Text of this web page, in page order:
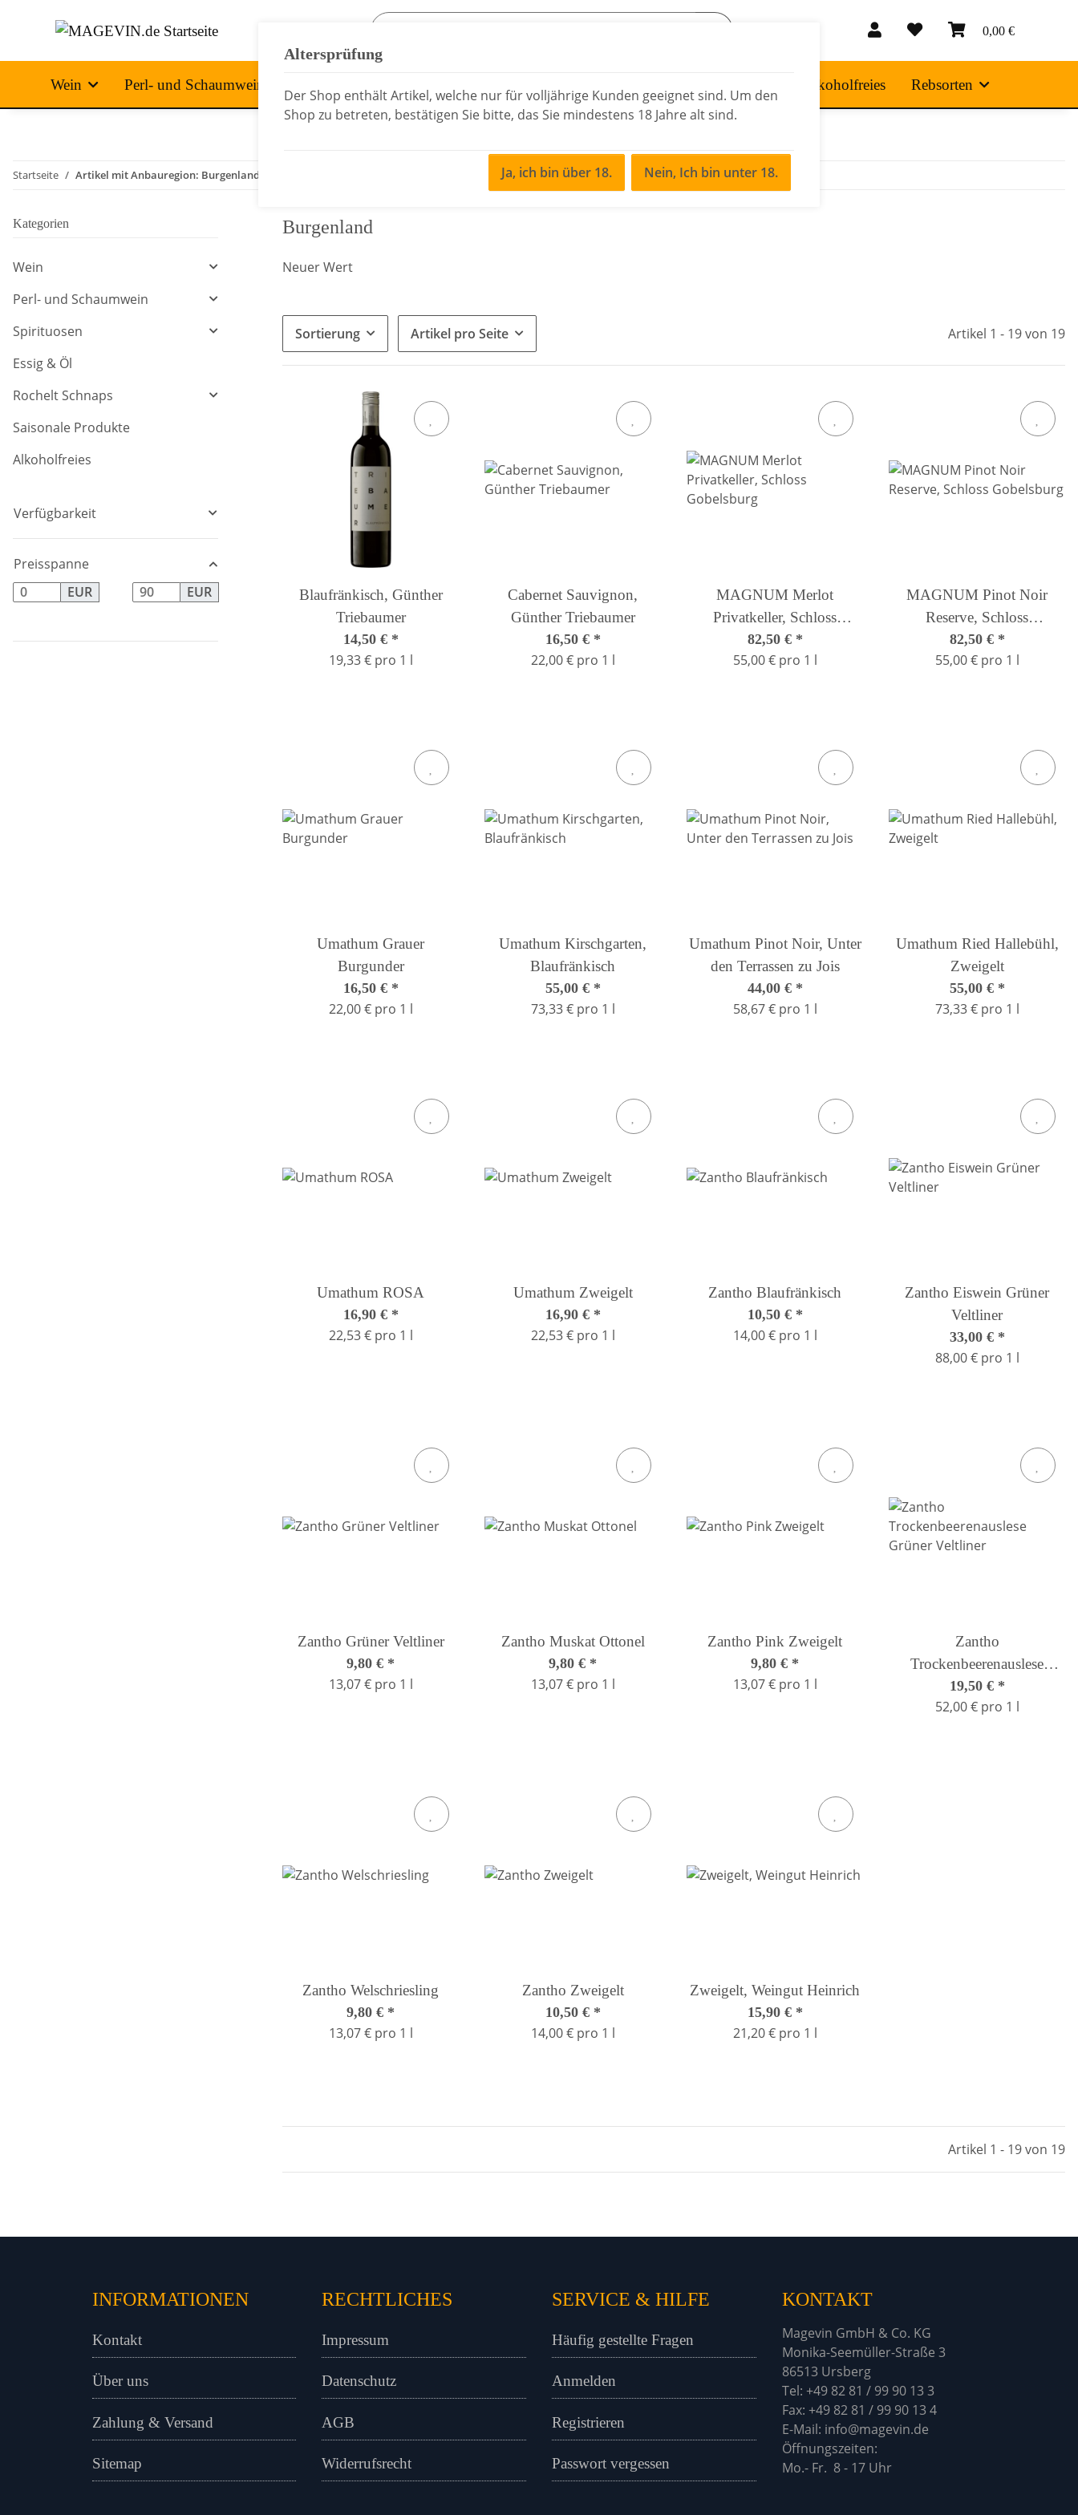
0,00 €
Wein Perl- und Schaumwein Alkoholfreies Rebsorten
Startseite Artikel mit Anbauregion: Burgenland
Burgenland
Neuer Wert
Sortierung Artikel pro Seite Artikel 1 - 19 von 19
Blaufränkisch, Günther
Triebaumer
14,50 € *
19,33 € pro 1 l
Cabernet Sauvignon,
Günther Triebaumer
16,50 € *
22,00 € pro 1 l
MAGNUM Merlot
Privatkeller, Schloss
Gobelsburg
82,50 € *
55,00 € pro 1 l
MAGNUM Pinot Noir
Reserve, Schloss
Gobelsburg
82,50 € *
55,00 € pro 1 l
Umathum Grauer
Burgunder
16,50 € *
22,00 € pro 1 l
Umathum Kirschgarten,
Blaufränkisch
55,00 € *
73,33 € pro 1 l
Umathum Pinot Noir, Unter
den Terrassen zu Jois
44,00 € *
58,67 € pro 1 l
Umathum Ried Hallebühl,
Zweigelt
55,00 € *
73,33 € pro 1 l
Umathum ROSA
16,90 € *
22,53 € pro 1 l
Umathum Zweigelt
16,90 € *
22,53 € pro 1 l
Zantho Blaufränkisch
10,50 € *
14,00 € pro 1 l
Zantho Eiswein Grüner
Veltliner
33,00 € *
88,00 € pro 1 l
Zantho Grüner Veltliner
9,80 € *
13,07 € pro 1 l
Zantho Muskat Ottonel
9,80 € *
13,07 € pro 1 l
Zantho Pink Zweigelt
9,80 € *
13,07 € pro 1 l
Zantho
Trockenbeerenauslese
Grüner Veltliner
19,50 € *
52,00 € pro 1 l
Zantho Welschriesling
9,80 € *
13,07 € pro 1 l
Zantho Zweigelt
10,50 € *
14,00 € pro 1 l
Zweigelt, Weingut Heinrich
15,90 € *
21,20 € pro 1 l
Artikel 1 - 19 von 19
Kategorien
Wein
Perl- und Schaumwein
Spirituosen
Essig & Öl
Rochelt Schnaps
Saisonale Produkte
Alkoholfreies
Verfügbarkeit
Preisspanne
EUR
EUR
INFORMATIONEN
Kontakt
Über uns
Zahlung & Versand
Sitemap
RECHTLICHES
Impressum
Datenschutz
AGB
Widerrufsrecht
SERVICE & HILFE
Häufig gestellte Fragen
Anmelden
Registrieren
Passwort vergessen
KONTAKT
Magevin GmbH & Co. KG
Monika-Seemüller-Straße 3
86513 Ursberg
Tel: +49 82 81 / 99 90 13 3
Fax: +49 82 81 / 99 90 13 4
E-Mail: info@magevin.de
Mo.- Fr. 8 - 17 Uhr
Altersprüfung
Der Shop enthält Artikel, welche nur für volljährige Kunden geeignet sind. Um den
Shop zu betreten, bestätigen Sie bitte, das Sie mindestens 18 Jahre alt sind.
Ja, ich bin über 18. Nein, Ich bin unter 18.